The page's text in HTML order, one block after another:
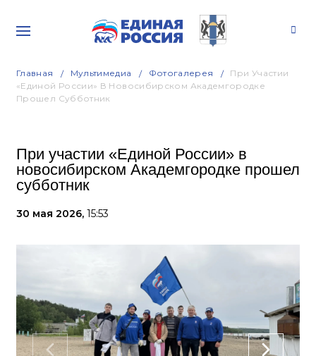
Главная Мультимедиа Фотогалерея
При Участии
«Единой России» В Новосибирском Академгородке
Прошел Субботник
При участии «Единой России» в
новосибирском Академгородке прошел
субботник
30 мая 2026, 15:53